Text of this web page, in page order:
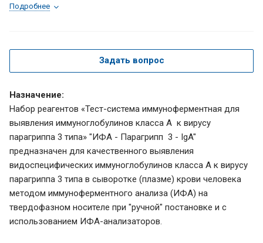
Подробнее
Задать вопрос
Назначение:
Набор реагентов «Тест-система иммуноферментная для
выявления иммуноглобулинов класса A к вирусу
парагриппа 3 типа» "ИФА - Парагрипп 3 - IgA"
предназначен для качественного выявления
видоспецифических иммуноглобулинов класса A к вирусу
парагриппа 3 типа в сыворотке (плазме) крови человека
методом иммуноферментного анализа (ИФА) на
твердофазном носителе при "ручной" постановке и с
использованием ИФА-анализаторов.